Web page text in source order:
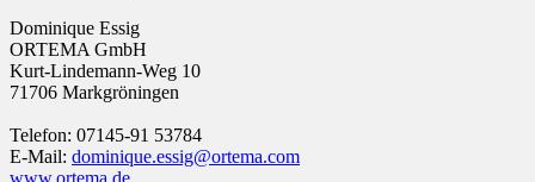
Dominique Essig
ORTEMA GmbH
Kurt-Lindemann-Weg 10
71706 Markgröningen
Telefon: 07145-91 53784
E-Mail: dominique.essig@ortema.com